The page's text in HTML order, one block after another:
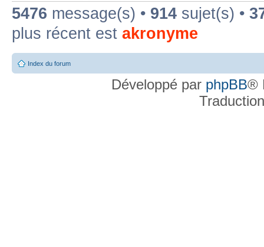
5476 message(s) • 914 sujet(s) •
plus récent est akronyme
Index du forum
Développé par phpBB®